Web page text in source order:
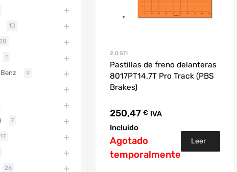
2.0 STI
Pastillas de freno delanteras
8017PT14.7T Pro Track (PBS
Brakes)
250,47 € IVA
Incluido
Agotado
temporalmente
Leer
10
28
1
9
7
17
26